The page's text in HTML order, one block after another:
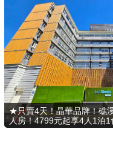
首 頁
搜尋景點
好康優惠
最新消息
★只賣4天！晶華品牌！礁
人房！4799元起享4人1泊1